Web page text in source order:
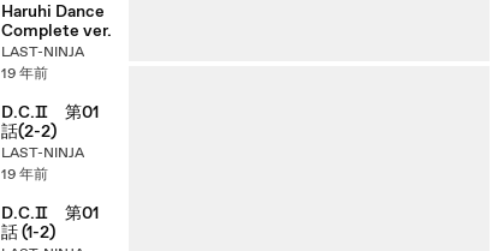
Haruhi Dance
Complete ver.
LAST-NINJA
19 年前
D.C.Ⅱ 第01
話(2-2)
LAST-NINJA
19 年前
D.C.Ⅱ 第01
話 (1-2)